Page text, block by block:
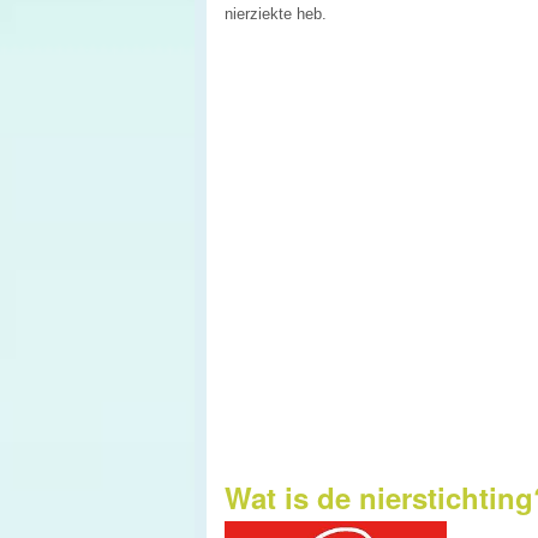
nierziekte heb.
Wat is de